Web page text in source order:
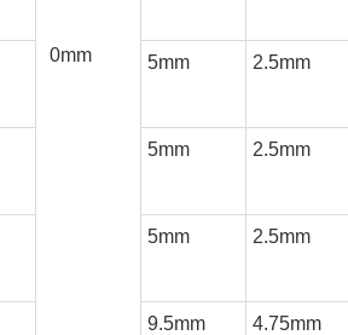
0mm 5mm 2.5mm
5mm 2.5mm
5mm 2.5mm
9.5mm 4.75mm